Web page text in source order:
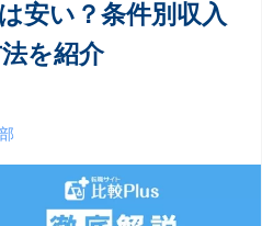
安い？条件別収入
を紹介